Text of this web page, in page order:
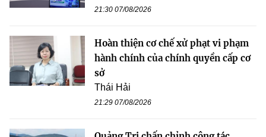
21:30 07/08/2026
Hoàn thiện cơ chế xử phạt vi phạm
hành chính của chính quyền cấp cơ
sở
Thái Hải
21:29 07/08/2026